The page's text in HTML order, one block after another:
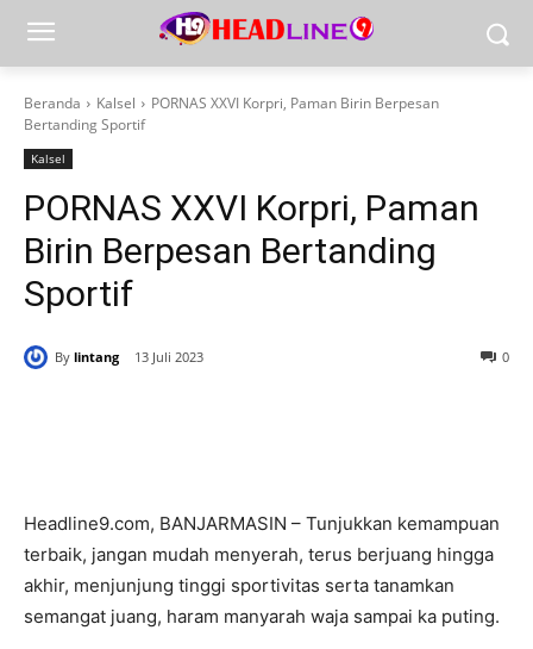
Beranda Kalsel
PORNAS XXVI Korpri, Paman Birin Berpesan
Bertanding Sportif
Kalsel
PORNAS XXVI Korpri, Paman
Birin Berpesan Bertanding
Sportif
By lintang 13 Juli 2023 0
Headline9.com, BANJARMASIN – Tunjukkan kemampuan
terbaik, jangan mudah menyerah, terus berjuang hingga
akhir, menjunjung tinggi sportivitas serta tanamkan
semangat juang, haram manyarah waja sampai ka puting.